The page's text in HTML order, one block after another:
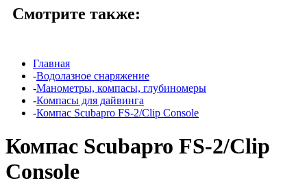
Смотрите также:
Главная
-Водолазное снаряжение
-Манометры, компасы, глубиномеры
-Компасы для дайвинга
-Компас Scubapro FS-2/Clip Console
Компас Scubapro FS-2/Clip
Console